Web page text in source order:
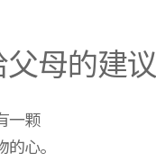
母的建议
一颗
心。